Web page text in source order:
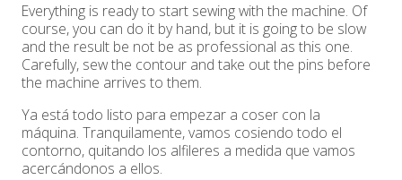
Everything is ready to start sewing with the machine. Of
course, you can do it by hand, but it is going to be slow
and the result be not be as professional as this one.
Carefully, sew the contour and take out the pins before
the machine arrives to them.
Ya está todo listo para empezar a coser con la
máquina. Tranquilamente, vamos cosiendo todo el
contorno, quitando los alfileres a medida que vamos
acercándonos a ellos.